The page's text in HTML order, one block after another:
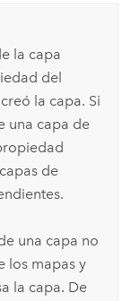
la capa
del
la capa. Si
una capa de
de
una capa no
los mapas y
la capa. De